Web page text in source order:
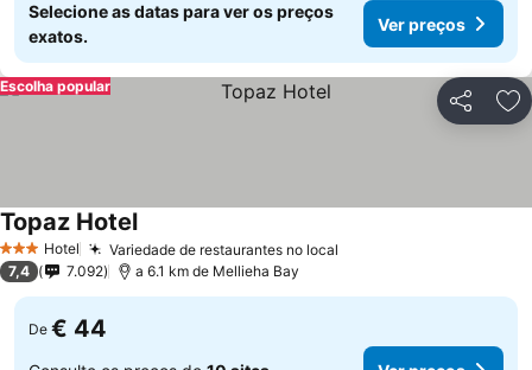
Selecione as datas para ver os preços
exatos.
Ver preços
Partilhar
Escolha popular
3 EstrelasHotel Variedade de restaurantes no local
Topaz Hotel
7,4 7.092 a 6.1 km de Mellieha Bay
De € 44